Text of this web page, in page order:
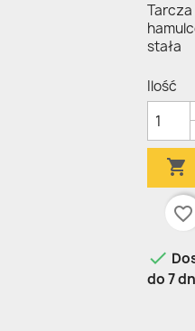
Tarcza
stała
Ilość

favorite_border

do 7